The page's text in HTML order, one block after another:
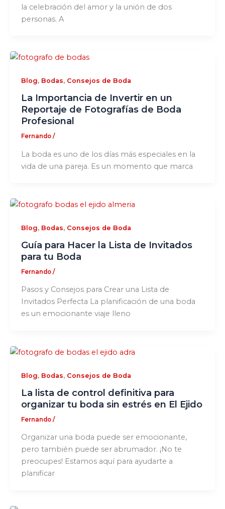
la celebración del amor y la unión de dos
personas. A
Blog, Bodas, Consejos de Boda
La Importancia de Invertir en un
Reportaje de Fotografías de Boda
Profesional
Fernando /
La boda es uno de los días más especiales en la
vida de una pareja. Es un momento que marca
Blog, Bodas, Consejos de Boda
Guía para Hacer la Lista de Invitados
para tu Boda
Fernando /
Pasos y Consejos para Crear una Lista de
Invitados Perfecta La planificación de una boda
es un emocionante viaje lleno
Blog, Bodas, Consejos de Boda
La lista de control definitiva para
organizar tu boda sin estrés en El Ejido
Fernando /
Organizar una boda puede ser emocionante,
pero también puede ser abrumador. ¡No te
preocupes! Estamos aquí para ayudarte a
planificar